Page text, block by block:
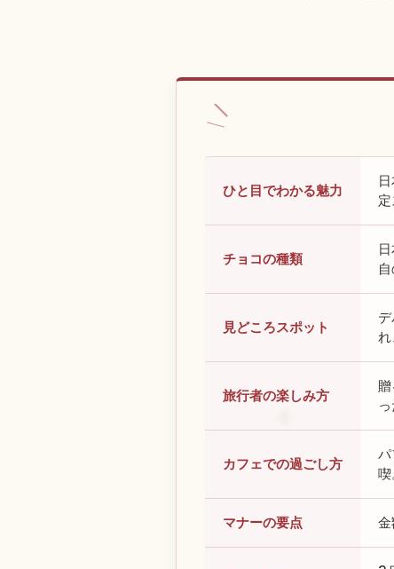
ひと目でわかる魅力
チョコの種類
見どころスポット
れ
旅行者の楽しみ方
カフェでの過ごし方
喫
マナーの要点 金